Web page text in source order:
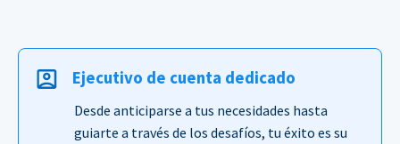
Ejecutivo de cuenta dedicado
Desde anticiparse a tus necesidades hasta
guiarte a través de los desafíos, tu éxito es su